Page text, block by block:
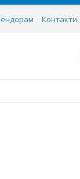
Контакти